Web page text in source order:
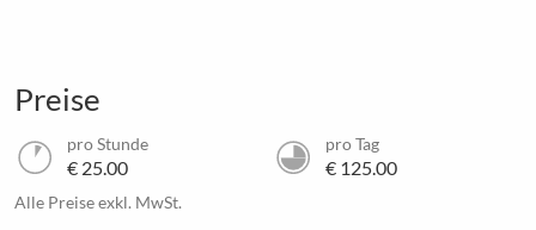
Preise
pro Stunde
€ 25.00
pro Tag
€ 125.00
Alle Preise exkl. MwSt.